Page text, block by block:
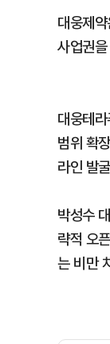
대웅제
사업권
대웅테
범위 확
라인 발
박성수
략적 오
는 비만